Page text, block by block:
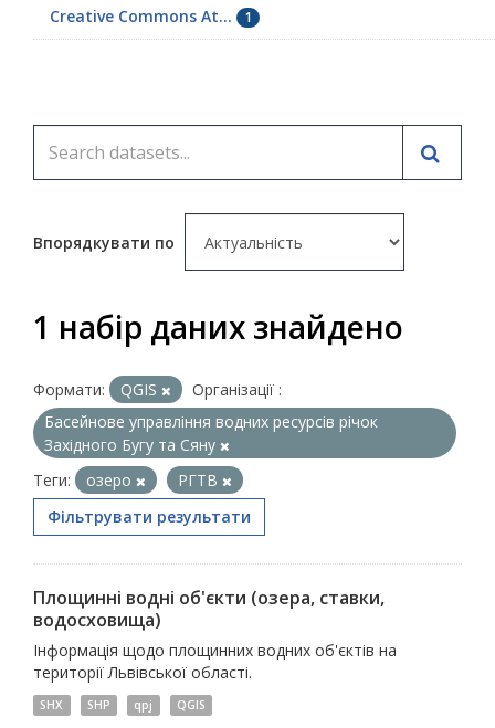
Creative Commons At... 1
Впорядкувати по
1 набір даних знайдено
Формати: QGIS
Організації :
Басейнове управління водних ресурсів річок
Західного Бугу та Сяну
Теги:
озеро
РГТВ
Фільтрувати результати
Площинні водні об'єкти (озера, ставки,
водосховища)
Інформація щодо площинних водних об'єктів на
території Львівської області.
SHX SHP qpj QGIS